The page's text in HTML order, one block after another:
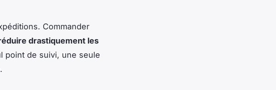
Commander
drastiquement les
point de suivi, une seule